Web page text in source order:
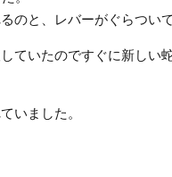
のと、レバーがぐらつい
ていたのですぐに新しい
いました。